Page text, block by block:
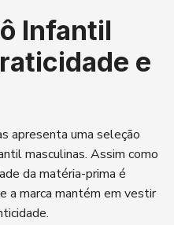
Infantil
e
apresenta uma seleção
masculinas. Assim como
da matéria-prima é
a marca mantém em vestir